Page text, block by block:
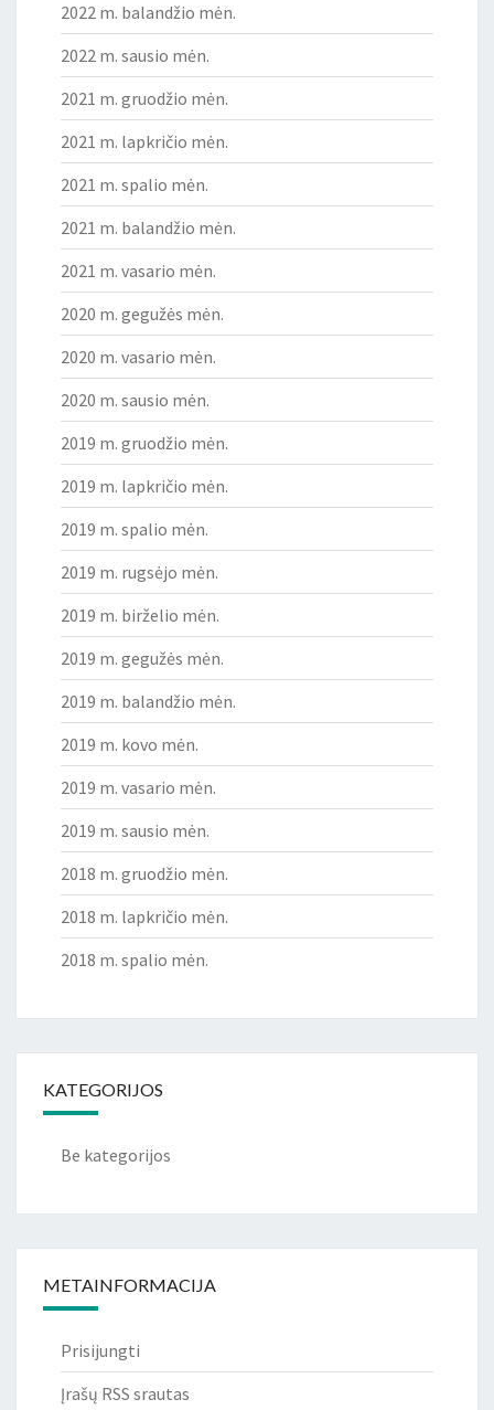
2022 m. balandžio mėn.
2022 m. sausio mėn.
2021 m. gruodžio mėn.
2021 m. lapkričio mėn.
2021 m. spalio mėn.
2021 m. balandžio mėn.
2021 m. vasario mėn.
2020 m. gegužės mėn.
2020 m. vasario mėn.
2020 m. sausio mėn.
2019 m. gruodžio mėn.
2019 m. lapkričio mėn.
2019 m. spalio mėn.
2019 m. rugsėjo mėn.
2019 m. birželio mėn.
2019 m. gegužės mėn.
2019 m. balandžio mėn.
2019 m. kovo mėn.
2019 m. vasario mėn.
2019 m. sausio mėn.
2018 m. gruodžio mėn.
2018 m. lapkričio mėn.
2018 m. spalio mėn.
KATEGORIJOS
Be kategorijos
METAINFORMACIJA
Prisijungti
Įrašų RSS srautas